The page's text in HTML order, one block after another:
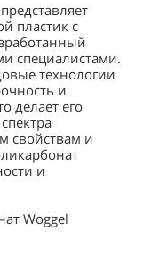
пластик с
специалистами.
технологии
и
делает его
свойствам и
и
Woggel